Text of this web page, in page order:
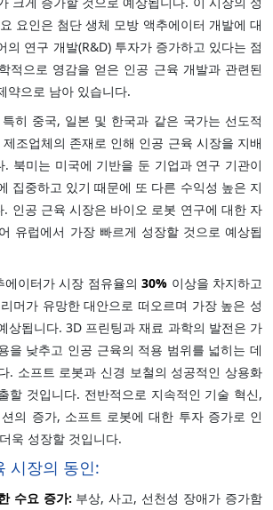
요인은 첨단 생체 모방 액추에이터 개발에 대
의 연구 개발(R&D) 투자가 증가하고 있다는 점
적으로 영감을 얻은 인공 근육 개발과 관련된
약으로 남아 있습니다.
히 중국, 일본 및 한국과 같은 국가는 선도적
조업체의 존재로 인해 인공 근육 시장을 지배
. 북미는 미국에 기반을 둔 기업과 연구 기관이
집중하고 있기 때문에 또 다른 수익성 높은 지
. 인공 근육 시장은 바이오 로봇 연구에 대한 자
유럽에서 가장 빠르게 성장할 것으로 예상됩
에이터가 시장 점유율의30% 이상을 차지하고
머가 유망한 대안으로 떠오르며 가장 높은 성
상됩니다. 3D 프린팅과 재료 과학의 발전은 가
을 낮추고 인공 근육의 적용 범위를 넓히는 데
. 소프트 로봇과 신경 보철의 성공적인 상용화
할 것입니다. 전반적으로 지속적인 기술 혁신,
의 증가, 소프트 로봇에 대한 투자 증가로 인
욱 성장할 것입니다.
시장의 동인:
수요 증가: 부상, 사고, 선천성 장애가 증가함